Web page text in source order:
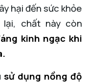
hại đến sức khỏe
lại, chất này còn
kinh ngạc khi
sử dụng nồng độ